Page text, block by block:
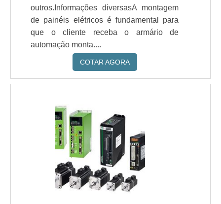
outros.Informações diversasA montagem
de painéis elétricos é fundamental para
que o cliente receba o armário de
automação monta....
COTAR AGORA